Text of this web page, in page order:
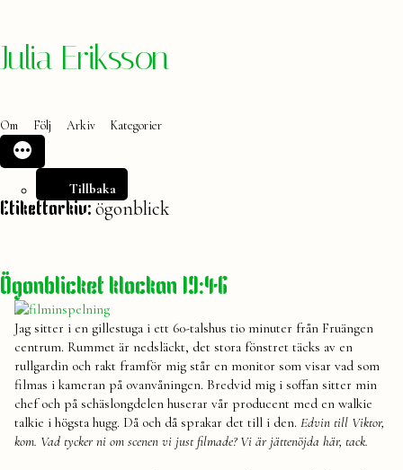
Hoppa
Julia Eriksson
Om Följ Arkiv Kategorier
Tillbaka
Etikettarkiv: ögonblick
Ögonblicket klockan 19:46
Jag sitter i en gillestuga i ett 60-talshus tio minuter från Fruängen
centrum. Rummet är nedsläckt, det stora fönstret täcks av en
rullgardin och rakt framför mig står en monitor som visar vad som
filmas i kameran på ovanvåningen. Bredvid mig i soffan sitter min
chef och på schäslongdelen huserar vår producent med en walkie
talkie i högsta hugg. Då och då sprakar det till i den. Edvin till Viktor,
kom. Vad tycker ni om scenen vi just filmade? Vi är jättenöjda här, tack.